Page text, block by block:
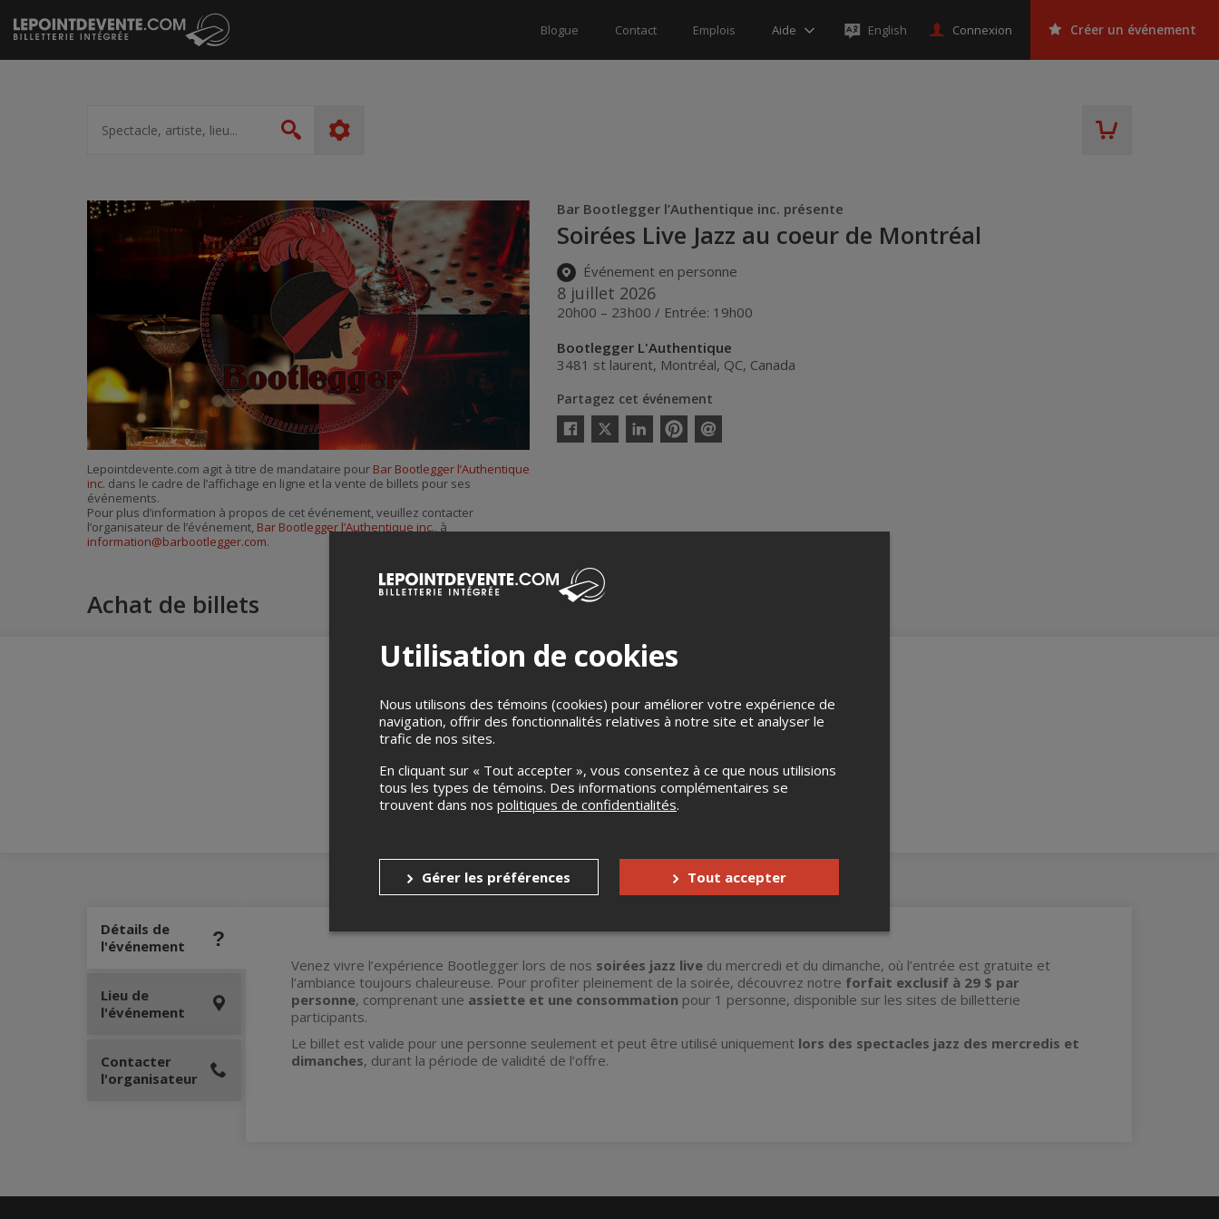
Passer
au
contenu
Blogue Contact Emplois Aide English Connexion Créer un événement
artiste,
lieu...
Rechercher
Bar Bootlegger l’Authentique inc. présente
Soirées Live Jazz au coeur de Montréal
Événement en personne
8 juillet 2026
20h00 – 23h00 / Entrée: 19h00
Bootlegger L'Authentique
3481 st laurent, Montréal, QC, Canada
Partagez cet événement
Facebook
Twitter
LinkedinPinterestEnvoyer
Lepointdevente.com agit à titre de mandataire pour Bar Bootlegger l’Authentique
inc. dans le cadre de l’affichage en ligne et la vente de billets pour ses
événements.
Pour plus d’information à propos de cet événement, veuillez contacter
l’organisateur de l’événement, Bar Bootlegger l’Authentique inc., à
information@barbootlegger.com.
Achat de billets
Merci de confirmer que vous n'êtes pas un robot ci-bas.
Détails de
l'événement
Venez vivre l’expérience Bootlegger lors de nos soirées jazz live du mercredi et du dimanche, où l’entrée est gratuite et
l’ambiance toujours chaleureuse. Pour profiter pleinement de la soirée, découvrez notre forfait exclusif à 29 $ par
personne, comprenant une assiette et une consommation pour 1 personne, disponible sur les sites de billetterie
participants.
Le billet est valide pour une personne seulement et peut être utilisé uniquement lors des spectacles jazz des mercredis et
dimanches, durant la période de validité de l’offre.
Lieu de
l'événement
Contacter
l'organisateur
Utilisation de cookies
Nous utilisons des témoins (cookies) pour améliorer votre expérience de
navigation, offrir des fonctionnalités relatives à notre site et analyser le
trafic de nos sites.
En cliquant sur « Tout accepter », vous consentez à ce que nous utilisions
tous les types de témoins. Des informations complémentaires se
trouvent dans nos politiques de confidentialités.
Gérer les préférences Tout accepter